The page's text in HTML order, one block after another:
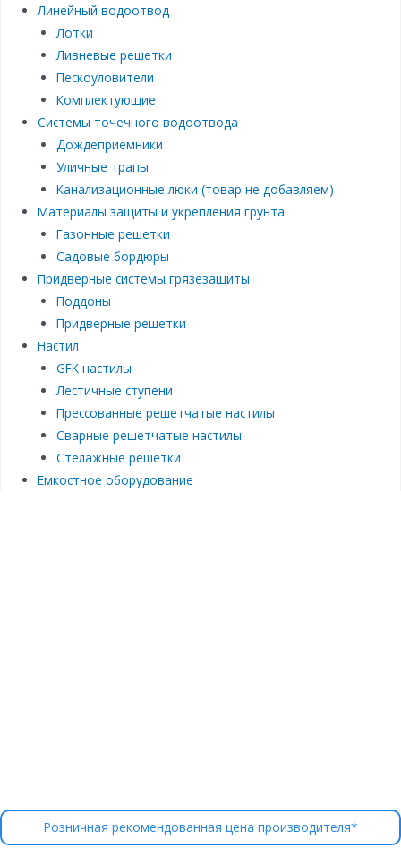
Линейный водоотвод
Лотки
Ливневые решетки
Пескоуловители
Комплектующие
Системы точечного водоотвода
Дождеприемники
Уличные трапы
Канализационные люки (товар не добавляем)
Материалы защиты и укрепления грунта
Газонные решетки
Садовые бордюры
Придверные системы грязезащиты
Поддоны
Придверные решетки
Настил
GFK настилы
Лестичные ступени
Прессованные решетчатые настилы
Сварные решетчатые настилы
Стелажные решетки
Емкостное оборудование
Розничная рекомендованная цена производителя*